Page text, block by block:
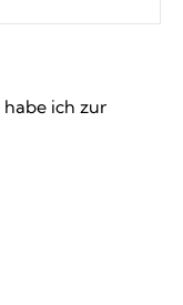
habe ich zur